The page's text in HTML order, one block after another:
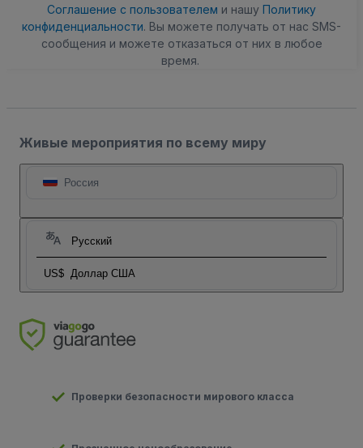
Соглашение с пользователем и нашу Политику
конфиденциальности. Вы можете получать от нас SMS-
сообщения и можете отказаться от них в любое
время.
Живые мероприятия по всему миру
Россия
Русский
US$ Доллар США
Проверки безопасности мирового класса